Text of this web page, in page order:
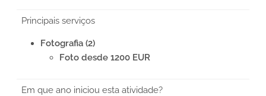
Principais serviços
Fotografia (2)
Foto desde 1200 EUR
Em que ano iniciou esta atividade?